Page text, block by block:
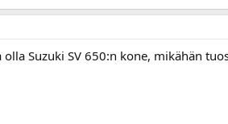
Suzuki SV 650:n kone, mikähän